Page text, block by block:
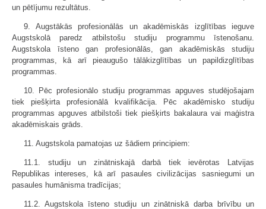
un pētījumu rezultātus.
9. Augstākās profesionālās un akadēmiskās izglītības ieguve
Augstskolā paredz atbilstošu studiju programmu īstenošanu.
Augstskola īsteno gan profesionālās, gan akadēmiskās studiju
programmas, kā arī pieaugušo tālākizglītības un papildizglītības
programmas.
10. Pēc profesionālo studiju programmas apguves studējošajam
tiek piešķirta profesionālā kvalifikācija. Pēc akadēmisko studiju
programmas apguves atbilstoši tiek piešķirts bakalaura vai maģistra
akadēmiskais grāds.
11. Augstskola pamatojas uz šādiem principiem:
11.1. studiju un zinātniskajā darbā tiek ievērotas Latvijas
Republikas intereses, kā arī pasaules civilizācijas sasniegumi un
pasaules humānisma tradīcijas;
11.2. Augstskola īsteno studiju un zinātniskā darba brīvību un